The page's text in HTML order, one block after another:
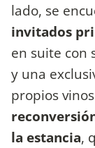
lado, se
invitados
en suite con
y una
propios
la estancia,